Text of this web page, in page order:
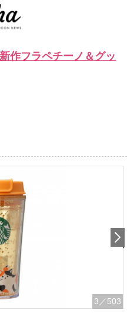
作フラペチーノ＆グッ
3 ／503